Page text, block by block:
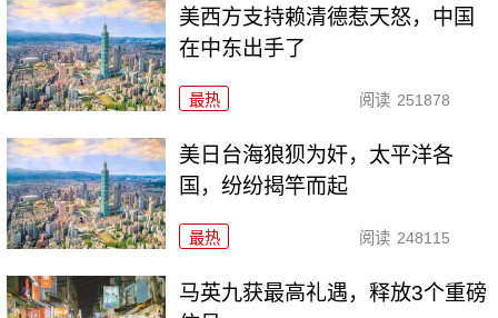
美西方支持赖清德惹天怒，中国
在中东出手了
最热 阅读 251878
美日台海狼狈为奸，太平洋各
国，纷纷揭竿而起
最热 阅读 248115
马英九获最高礼遇，释放3个重磅